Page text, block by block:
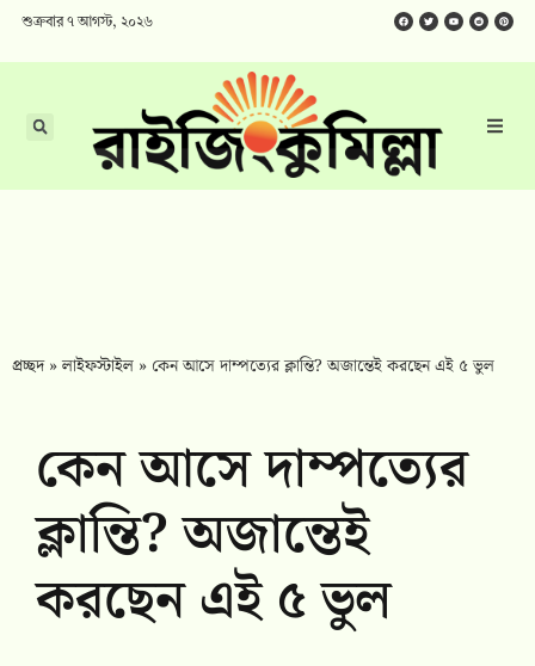
শুক্রবার ৭ আগস্ট, ২০২৬
প্রচ্ছদ»লাইফস্টাইল » কেন আসে দাম্পত্যের ক্লান্তি? অজান্তেই করছেন এই ৫ ভুল
কেন আসে দাম্পত্যের
ক্লান্তি? অজান্তেই
করছেন এই ৫ ভুল